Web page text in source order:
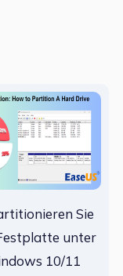
Sie
unter
10/11